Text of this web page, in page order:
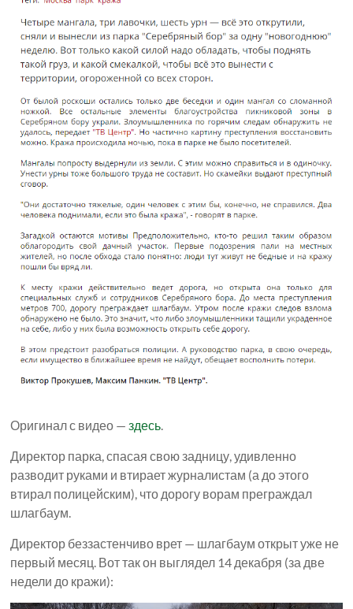
Оригинал с видео —здесь.
Директор парка, спасая свою задницу, удивленно
разводит руками и втирает журналистам (а до этого
втирал полицейским), что дорогу ворам преграждал
шлагбаум.
Директор беззастенчиво врет — шлагбаум открыт уже не
первый месяц. Вот так он выглядел 14 декабря (за две
недели до кражи):